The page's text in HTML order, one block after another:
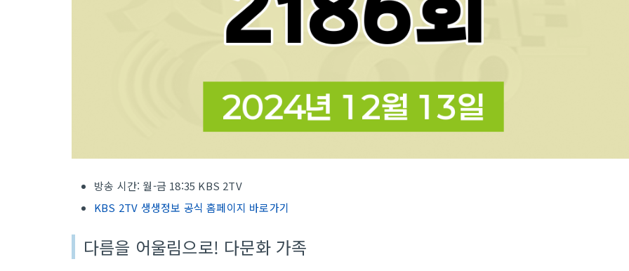
방송 시간: 월-금 18:35 KBS 2TV
KBS 2TV 생생정보 공식 홈페이지 바로가기
다름을 어울림으로! 다문화 가족